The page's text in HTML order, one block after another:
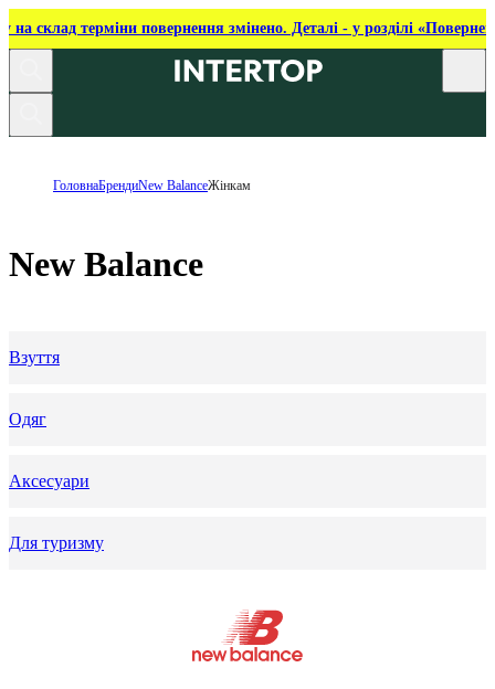
на склад терміни повернення змінено. Деталі - у розділі
ГоловнаБрендиNew BalanceЖінкам
New Balance
Взуття
Одяг
Аксесуари
Для туризму